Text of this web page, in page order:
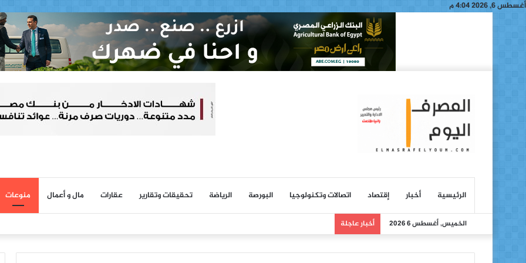
أغسطس 6, 2026 4:04 م
الرئيسية أخبار إقتصاد اتصالات وتكنولوجيا البورصة الرياضة تحقيقات وتقارير عقارات مال و أعمال منوعات
الخميس, أغسطس 6 2026 أخبار عاجلة